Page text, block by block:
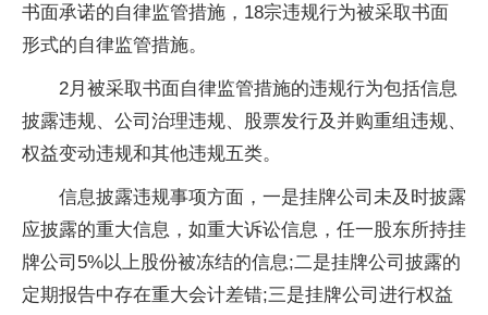
书面承诺的自律监管措施，18宗违规行为被采取书面
形式的自律监管措施。
2月被采取书面自律监管措施的违规行为包括信息
披露违规、公司治理违规、股票发行及并购重组违规、
权益变动违规和其他违规五类。
信息披露违规事项方面，一是挂牌公司未及时披露
应披露的重大信息，如重大诉讼信息，任一股东所持挂
牌公司5%以上股份被冻结的信息;二是挂牌公司披露的
定期报告中存在重大会计差错;三是挂牌公司进行权益